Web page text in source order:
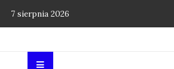
7 sierpnia 2026